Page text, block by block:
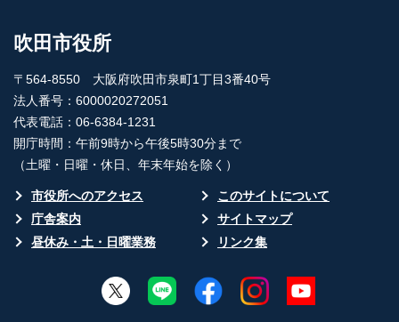
吹田市役所
〒564-8550 大阪府吹田市泉町1丁目3番40号
法人番号：6000020272051
代表電話：06-6384-1231
開庁時間：午前9時から午後5時30分まで
（土曜・日曜・休日、年末年始を除く）
市役所へのアクセス
このサイトについて
庁舎案内
サイトマップ
昼休み・土・日曜業務
リンク集